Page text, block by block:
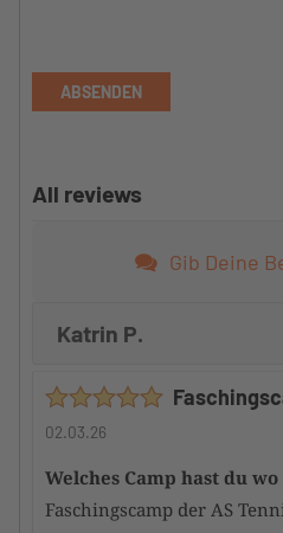
ABSENDEN
All reviews
Gib Deine
Katrin P.
02.03.26
Welches Camp hast du
Faschingscamp der AS